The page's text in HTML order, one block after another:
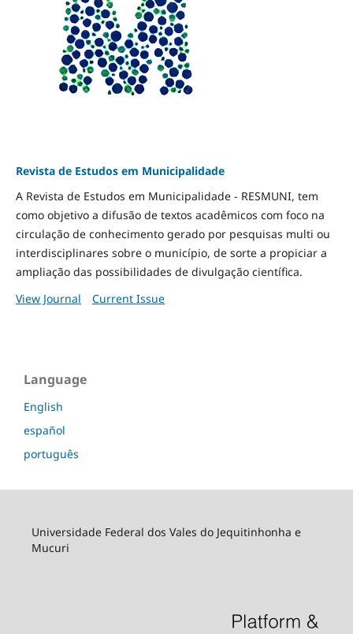
Revista de Estudos em Municipalidade
A Revista de Estudos em Municipalidade - RESMUNI, tem
como objetivo a difusão de textos acadêmicos com foco na
circulação de conhecimento gerado por pesquisas multi ou
interdisciplinares sobre o município, de sorte a propiciar a
ampliação das possibilidades de divulgação científica.
View Journal
Current Issue
Language
English
español
português
Universidade Federal dos Vales do Jequitinhonha e
Mucuri